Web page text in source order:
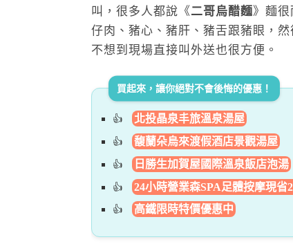
叫，很多人都說《二哥烏醋麵》麵
仔肉、豬心、豬肝、豬舌跟豬眼，然
不想到現場直接叫外送也很方便。
買起來，讓你絕對不會後悔的優惠！
北投晶泉丰旅溫泉湯屋
馥蘭朵烏來渡假酒店景觀湯屋
日勝生加賀屋國際溫泉飯店泡湯
24小時營業森SPA足體按摩現省
高鐵限時特價優惠中